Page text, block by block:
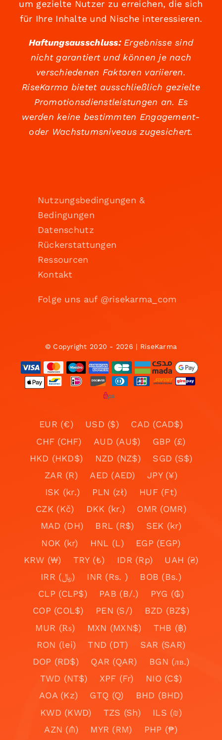
um gezielte Nutzer zu erreichen, die sich
für Ihre Inhalte und Nische interessieren.
Haftungsausschluss:Ergebnisse sind
nicht garantiert und können je nach
verschiedenen Faktoren variieren.
RiseKarma bietet ausschließlich gezielte
Promotionsdienstleistungen an. Es
werden keine bestimmten Engagement-
oder Wachstumsniveaus zugesichert.
Nutzungsbedingungen &
Bedingungen
Datenschutz
Rückerstattungen
Ressourcen
Kontakt
Folge uns auf @risekarma_com
© Copyright 2020 - 2026 | RiseKarma
EUR (€) USD ($)
CAD (CAD$)
CHF (CHF)
AUD (AU$)
GBP (£)
HKD (HKD$)
NZD (NZ$)
SGD (S$)
ZAR (R)
AED (AED)
JPY (¥)
ISK (kr.)
PLN (zł)
HUF (Ft)
CZK (Kč)
DKK (kr.)
OMR (OMR)
MAD (DH)
BRL (R$)
SEK (kr)
NOK (kr)
HNL (L)
EGP (EGP)
KRW (₩)
TRY (₺) IDR (Rp)
UAH (₴)
IRR (﷼)
INR (Rs. )
BOB (Bs.)
CLP (CLP$)
PAB (B/.)
PYG (₲)
COP (COL$)
PEN (S/)
BZD (BZ$)
MUR (₨)
MXN (MXN$)
THB (฿)
RON (lei)
TND (DT)
SAR (SAR)
DOP (RD$)
QAR (QAR)
BGN (лв.)
TWD (NT$)
XPF (Fr)
NIO (C$)
AOA (Kz)
GTQ (Q)
BHD (BHD)
KWD (KWD)
TZS (Sh)
ILS (₪)
AZN (₼)
MYR (RM)
PHP (₱)